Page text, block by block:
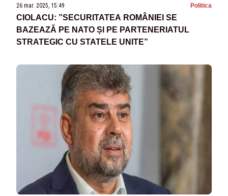
26 mar. 2025, 15:49 Politica
CIOLACU: ”SECURITATEA ROMÂNIEI SE
BAZEAZĂ PE NATO ȘI PE PARTENERIATUL
STRATEGIC CU STATELE UNITE”